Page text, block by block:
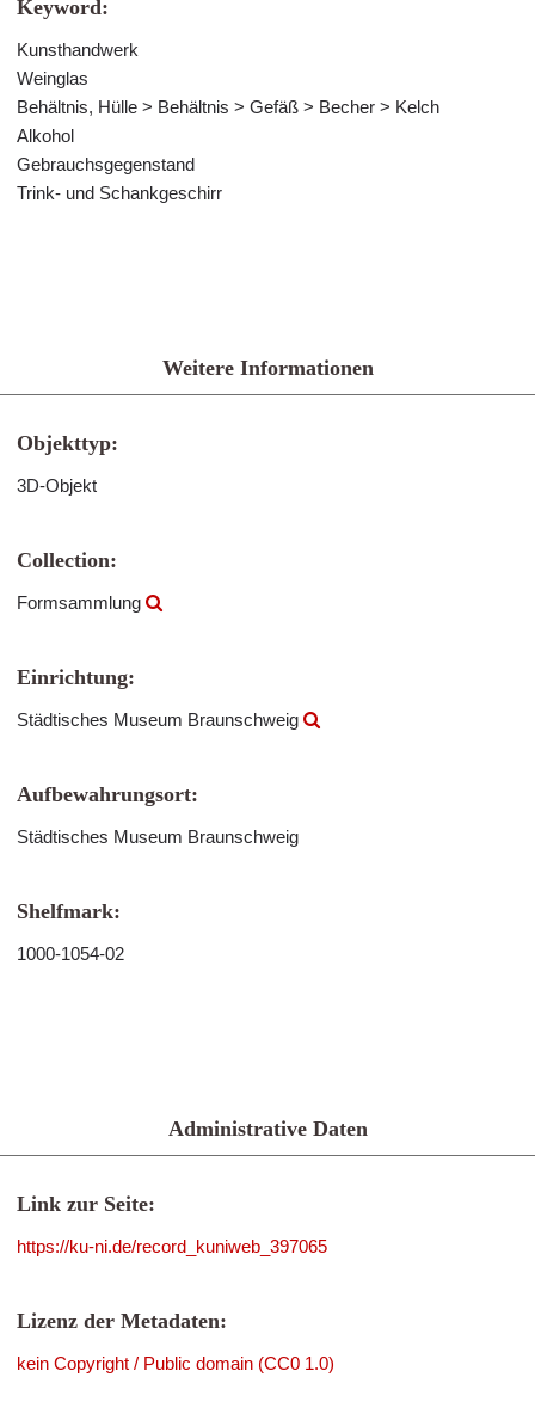
Keyword:
Kunsthandwerk
Weinglas
Behältnis, Hülle > Behältnis > Gefäß > Becher > Kelch
Alkohol
Gebrauchsgegenstand
Trink- und Schankgeschirr
Weitere Informationen
Objekttyp:
3D-Objekt
Collection:
Formsammlung
Einrichtung:
Städtisches Museum Braunschweig
Aufbewahrungsort:
Städtisches Museum Braunschweig
Shelfmark:
1000-1054-02
Administrative Daten
Link zur Seite:
https://ku-ni.de/record_kuniweb_397065
Lizenz der Metadaten:
kein Copyright / Public domain (CC0 1.0)